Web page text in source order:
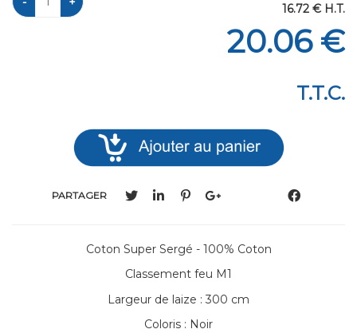
16.72 € H.T.
20.06€
T.T.C.
PARTAGER
Coton Super Sergé - 100% Coton
Classement feu M1
Largeur de laize : 300 cm
Coloris : Noir